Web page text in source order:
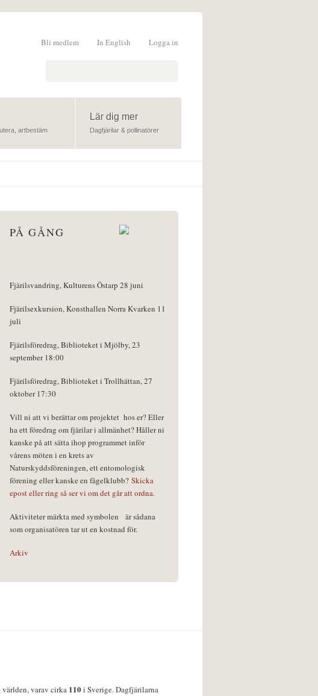
Logga in
In English
Bli medlem
artbestäm
Lär dig mer
Dagfjärilar & pollinatörer
PÅ GÅNG
Fjärilsvandring, Kulturens Östarp 28 juni
Fjärilsexkursion, Konsthallen Norra Kvarken 11
juli
Fjärilsföredrag, Biblioteket i Mjölby, 23
september 18:00
Fjärilsföredrag, Biblioteket i Trollhättan, 27
oktober 17:30
Vill ni att vi berättar om projektet hos er? Eller
ha ett föredrag om fjärilar i allmänhet? Håller ni
kanske på att sätta ihop programmet inför
vårens möten i en krets av
Naturskyddsföreningen, ett entomologisk
förening eller kanske en fågelklubb? Skicka
epost eller ring så ser vi om det går att ordna.
Aktiviteter märkta med symbolen
är sådana
som organisatören tar ut en kostnad för.
Arkiv
varav cirka 110i Sverige. Dagfjärilarna